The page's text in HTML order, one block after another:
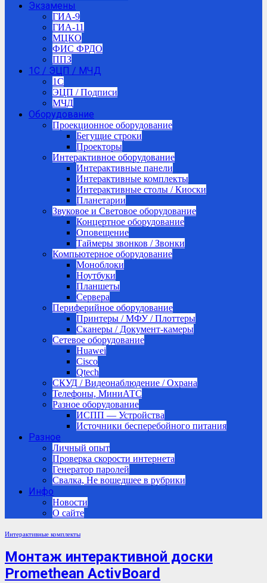
Экзамены
ГИА-9
ГИА-11
МЦКО
ФИС ФРДО
ППЗ
1С / ЭЦП / МЧД
1C
ЭЦП / Подписи
МЧД
Оборудование
Проекционное оборудование
Бегущие строки
Проекторы
Интерактивное оборудование
Интерактивные панели
Интерактивные комплекты
Интерактивные столы / Киоски
Планетарии
Звуковое и Световое оборудование
Концертное оборудование
Оповещение
Таймеры звонков / Звонки
Компьютерное оборудование
Моноблоки
Ноутбуки
Планшеты
Сервера
Периферийное оборудование
Принтеры / МФУ / Плоттеры
Сканеры / Документ-камеры
Сетевое оборудование
Huawei
Cisco
Qtech
СКУД / Видеонаблюдение / Охрана
Телефоны, МиниАТС
Разное оборудование
ИСПП — Устройства
Источники бесперебойного питания
Разное
Личный опыт
Проверка скорости интернета
Генератор паролей
Свалка, Не вошедшее в рубрики
Инфо
Новости
О сайте
Интерактивные комплекты
Монтаж интерактивной доски
Promethean ActivBoard